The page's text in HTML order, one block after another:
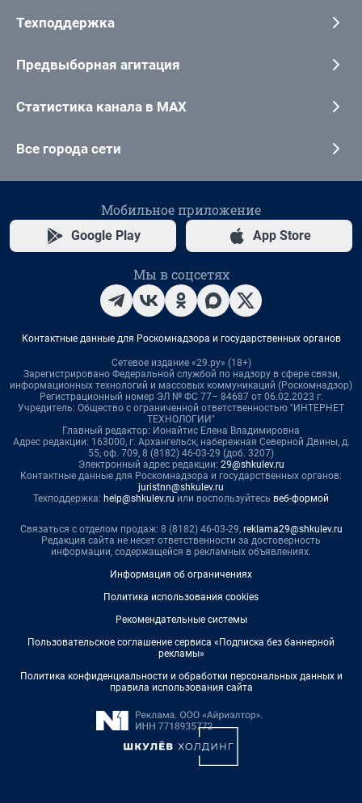
Техподдержка
Предвыборная агитация
Статистика канала в MAX
Все города сети
Мобильное приложение
Google Play App Store
Мы в соцсетях
Контактные данные для Роскомнадзора и государственных органов
Сетевое издание «29.ру» (18+)
Зарегистрировано Федеральной службой по надзору в сфере связи,
информационных технологий и массовых коммуникаций (Роскомнадзор)
Регистрационный номер ЭЛ № ФС 77– 84687 от 06.02.2023 г.
Учредитель: Общество с ограниченной ответственностью "ИНТЕРНЕТ
ТЕХНОЛОГИИ"
Главный редактор: Ионайтис Елена Владимировна
Адрес редакции: 163000, г. Архангельск, набережная Северной Двины, д.
55, оф. 709, 8 (8182) 46-03-29 (доб. 3207)
Электронный адрес редакции: 29@shkulev.ru
Контактные данные для Роскомнадзора и государственных органов:
juristnn@shkulev.ru
Техподдержка: help@shkulev.ru или воспользуйтесь веб-формой
Связаться с отделом продаж: 8 (8182) 46-03-29, reklama29@shkulev.ru
Редакция сайта не несет ответственности за достоверность
информации, содержащейся в рекламных объявлениях.
Информация об ограничениях
Политика использования cookies
Рекомендательные системы
Пользовательское соглашение сервиса «Подписка без баннерной
рекламы»
Политика конфиденциальности и обработки персональных данных и
правила использования сайта